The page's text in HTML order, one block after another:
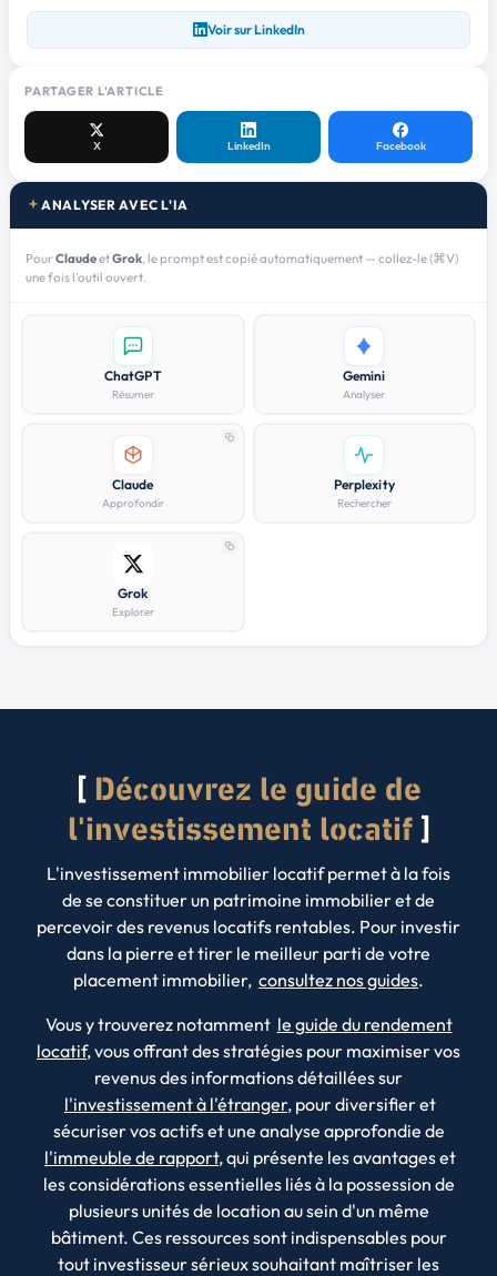
Voir sur LinkedIn
PARTAGER L'ARTICLE
X LinkedIn Facebook
ANALYSER AVEC L'IA
PourClaudeetGrok, le prompt est copié automatiquement — collez-le (⌘V)
une fois l'outil ouvert.
ChatGPT
Résumer
Gemini
Analyser
Claude
Approfondir
Perplexity
Rechercher
Grok
Explorer
Découvrez le guide de
l'investissement locatif
L'investissement immobilier locatif permet à la fois
de se constituer un patrimoine immobilier et de
percevoir des revenus locatifs rentables. Pour investir
dans la pierre et tirer le meilleur parti de votre
placement immobilier, consultez nos guides.
Vous y trouverez notamment le guide du rendement
locatif, vous offrant des stratégies pour maximiser vos
revenus des informations détaillées sur
l'investissement à l'étranger, pour diversifier et
sécuriser vos actifs et une analyse approfondie de
l'immeuble de rapport, qui présente les avantages et
les considérations essentielles liés à la possession de
plusieurs unités de location au sein d'un même
bâtiment. Ces ressources sont indispensables pour
tout investisseur sérieux souhaitant maîtriser les